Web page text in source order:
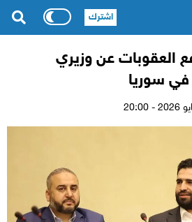
العقوبات عن وزيري
في سوريا
اشترك